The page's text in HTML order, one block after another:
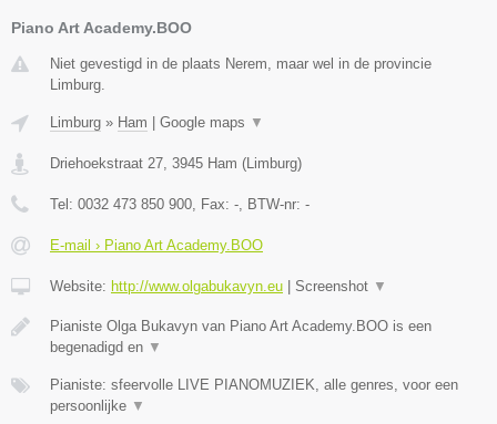
Piano Art Academy.BOO
Niet gevestigd in de plaats Nerem, maar wel in de provincie
Limburg.
Limburg » Ham Google maps ▼
Driehoekstraat 27, 3945 Ham (Limburg)
Tel: 0032 473 850 900, Fax: -, BTW-nr: -
E-mail › Piano Art Academy.BOO
Website: http://www.olgabukavyn.eu Screenshot ▼
Pianiste Olga Bukavyn van Piano Art Academy.BOO is een
begenadigd en ▼
Pianiste: sfeervolle LIVE PIANOMUZIEK, alle genres, voor een
persoonlijke ▼